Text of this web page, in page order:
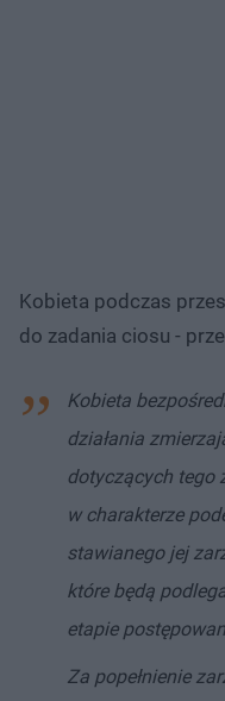
Kobieta podczas
do zadania ciosu -
Kobieta
działania
dotyczących tego
w charakterze
stawianego jej
które będą
etapie
Za popełnienie